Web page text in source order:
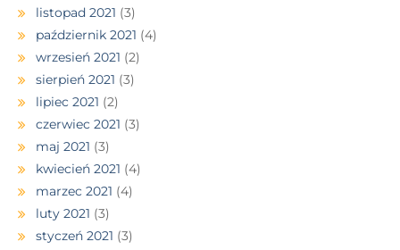
listopad 2021 (3)
październik 2021 (4)
wrzesień 2021 (2)
sierpień 2021 (3)
lipiec 2021 (2)
czerwiec 2021 (3)
maj 2021 (3)
kwiecień 2021 (4)
marzec 2021 (4)
luty 2021 (3)
styczeń 2021 (3)